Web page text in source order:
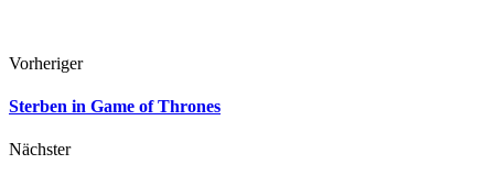
Vorheriger
Sterben in Game of Thrones
Nächster